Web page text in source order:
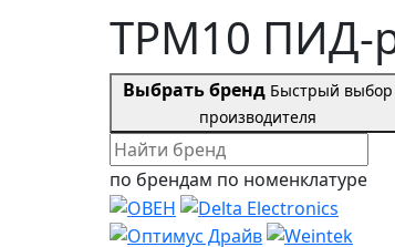
ТРМ10 ПИД-
Выбрать бренд Быстрый выбор
производителя
по брендам по номенклатуре